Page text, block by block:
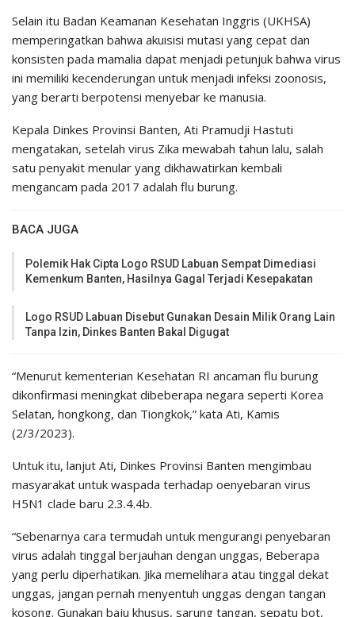
Selain itu Badan Keamanan Kesehatan Inggris (UKHSA)
memperingatkan bahwa akuisisi mutasi yang cepat dan
konsisten pada mamalia dapat menjadi petunjuk bahwa virus
ini memiliki kecenderungan untuk menjadi infeksi zoonosis,
yang berarti berpotensi menyebar ke manusia.
Kepala Dinkes Provinsi Banten, Ati Pramudji Hastuti
mengatakan, setelah virus Zika mewabah tahun lalu, salah
satu penyakit menular yang dikhawatirkan kembali
mengancam pada 2017 adalah flu burung.
BACA JUGA
Polemik Hak Cipta Logo RSUD Labuan Sempat Dimediasi
Kemenkum Banten, Hasilnya Gagal Terjadi Kesepakatan
Logo RSUD Labuan Disebut Gunakan Desain Milik Orang Lain
Tanpa Izin, Dinkes Banten Bakal Digugat
“Menurut kementerian Kesehatan RI ancaman flu burung
dikonfirmasi meningkat dibeberapa negara seperti Korea
Selatan, hongkong, dan Tiongkok,” kata Ati, Kamis
(2/3/2023).
Untuk itu, lanjut Ati, Dinkes Provinsi Banten mengimbau
masyarakat untuk waspada terhadap oenyebaran virus
H5N1 clade baru 2.3.4.4b.
“Sebenarnya cara termudah untuk mengurangi penyebaran
virus adalah tinggal berjauhan dengan unggas, Beberapa
yang perlu diperhatikan. Jika memelihara atau tinggal dekat
unggas, jangan pernah menyentuh unggas dengan tangan
kosong. Gunakan baju khusus, sarung tangan, sepatu bot,